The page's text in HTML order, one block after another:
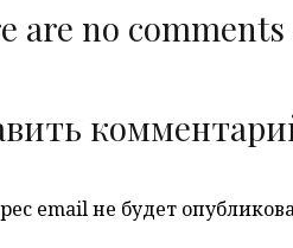
are no comments
email не будет